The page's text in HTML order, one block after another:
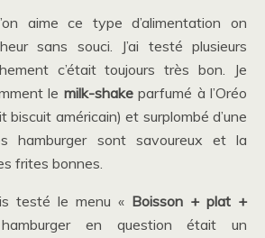
aime ce type d’alimentation on
sans souci. J’ai testé plusieurs
c’était toujours très bon. Je
le milk-shakeparfumé à l’Oréo
américain) et surplombé d’une
hamburger sont savoureux et la
frites bonnes.
testé le menu « Boisson + plat +
en question était un